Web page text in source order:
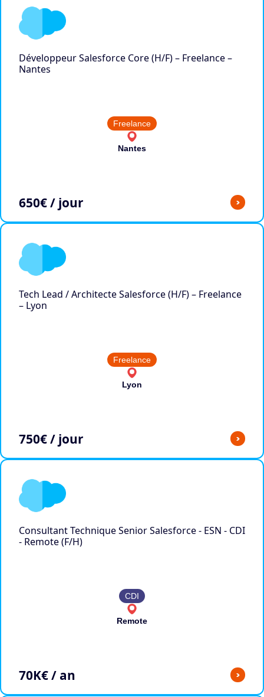
Développeur Salesforce Core (H/F) – Freelance –
Nantes
Freelance
Nantes
650€ / jour >
Tech Lead / Architecte Salesforce (H/F) – Freelance
– Lyon
Freelance
Lyon
750€ / jour >
Consultant Technique Senior Salesforce - ESN - CDI
- Remote (F/H)
CDI
Remote
70K€ / an >